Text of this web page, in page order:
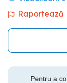
Raportează
Pentru a